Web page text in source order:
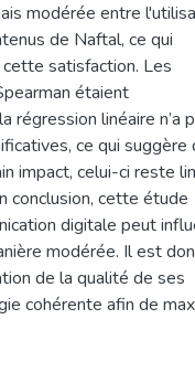
modérée entre
de Naftal, ce qui
satisfaction. Les
étaient
linéaire n’a
ce qui suggère
impact, celui-ci reste
conclusion, cette étude
digitale peut
modérée. Il est
de la qualité de ses
cohérente afin de